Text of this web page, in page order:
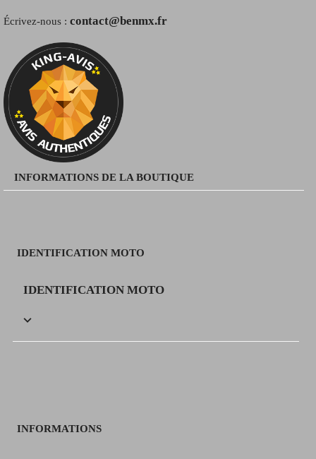
Écrivez-nous : contact@benmx.fr
INFORMATIONS DE LA BOUTIQUE
IDENTIFICATION MOTO
IDENTIFICATION MOTO

INFORMATIONS